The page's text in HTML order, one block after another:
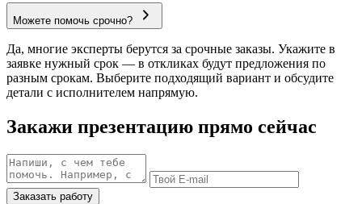
Можете помочь срочно?
Да, многие эксперты берутся за срочные заказы. Укажите в
заявке нужный срок — в откликах будут предложения по
разным срокам. Выберите подходящий вариант и обсудите
детали с исполнителем напрямую.
Закажи презентацию прямо сейчас
Заказать работу